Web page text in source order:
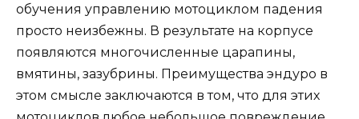
обучения управлению мотоциклом падения
просто неизбежны. В результате на корпусе
появляются многочисленные царапины,
вмятины, зазубрины. Преимущества эндуро в
этом смысле заключаются в том, что для этих